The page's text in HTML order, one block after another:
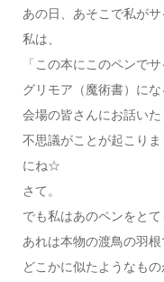
あの日、あそこで私がサ
私は、
「この本にこのペンで
グリモア（魔術書）にな
会場の皆さんにお話いた
不思議がことが起こり
にね☆
さて。
でも私はあのペンをとて
あれは本物の渡鳥の羽根
どこかに似たようなもの